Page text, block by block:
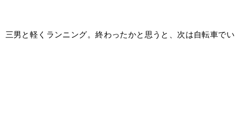
三男と軽くランニング。終わったかと思うと、次は自転車でい